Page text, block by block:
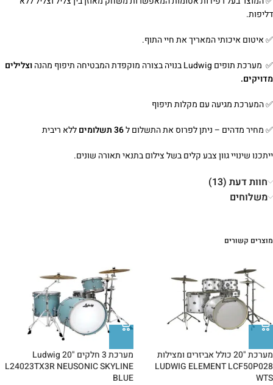
דליפות.
✅ איטום איכותי המאריך את חיי התוף.
✅ מערכת תופים Ludwig בנויה בצורה מוקפדת המבטיחה תיפוף מהנה
וצלילים
מדויקים.
✅ המערכת מגיעה עם מקלות תיפוף
✅ מחיר מדהים – ניתן לפרוס את התשלום ל36תשלומיםללא ריבית
ייתכנו שינויי גוון צבע קלים בשל צילום בתנאי תאורה שונים.
חוות דעת (13)
משלוחים
מוצרים קשורים
מערכת "20 כולל אביזרים ומצילות
LUDWIG ELEMENT LCF50P028
WTS
מערכת 3 חלקים "20 Ludwig
L24023TX3R NEUSONIC SKYLINE
BLUE